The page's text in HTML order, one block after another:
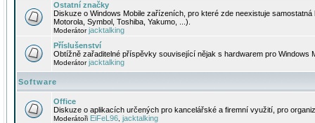
Ostatní značky
Diskuze o Windows Mobile zařízeních, pro které zde neexistuje
Motorola, Symbol, Toshiba, Yakumo, ...).
Moderátorjacktalking
Příslušenství
Obtížně zařaditelné příspěvky související nějak s hardwarem pro Windows
Moderátorjacktalking
Software
Office
Diskuze o aplikacích určených pro kancelářské a firemní využití, pro
Moderátoři EiFeL96 jacktalking